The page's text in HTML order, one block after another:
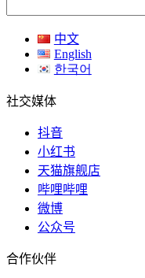
中文
English
한국어
社交媒体
抖音
小红书
天猫旗舰店
哔哩哔哩
微博
公众号
合作伙伴